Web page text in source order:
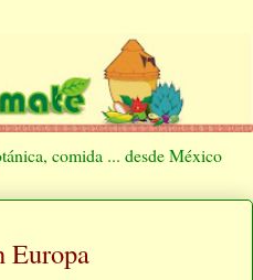
comida ... desde México
Europa